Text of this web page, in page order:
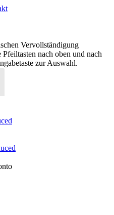
Vervollständigung
nach oben und nach
zur Auswahl.